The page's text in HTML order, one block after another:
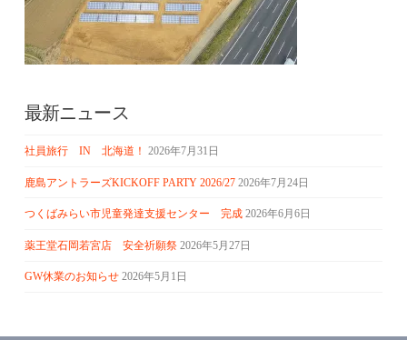
最新ニュース
社員旅行 IN 北海道！ 2026年7月31日
鹿島アントラーズKICKOFF PARTY 2026/27 2026年7月24日
つくばみらい市児童発達支援センター 完成 2026年6月6日
薬王堂石岡若宮店 安全祈願祭 2026年5月27日
GW休業のお知らせ 2026年5月1日